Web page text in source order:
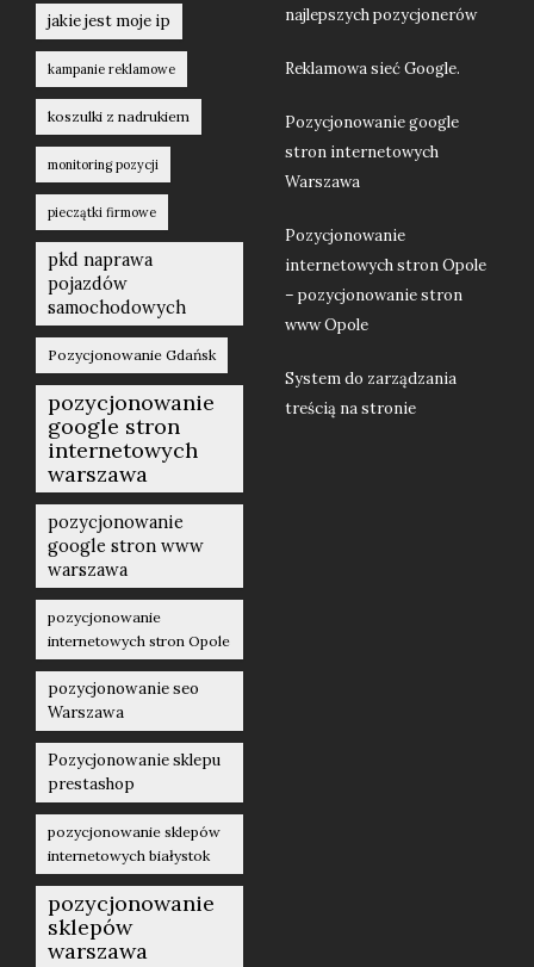
jakie jest moje ip
kampanie reklamowe
koszulki z nadrukiem
monitoring pozycji
pieczątki firmowe
pkd naprawa
pojazdów
samochodowych
Pozycjonowanie Gdańsk
pozycjonowanie
google stron
internetowych
warszawa
pozycjonowanie
google stron www
warszawa
pozycjonowanie
internetowych stron Opole
pozycjonowanie seo
Warszawa
Pozycjonowanie sklepu
prestashop
pozycjonowanie sklepów
internetowych białystok
pozycjonowanie
sklepów
warszawa
najlepszych pozycjonerów
Reklamowa sieć Google.
Pozycjonowanie google
stron internetowych
Warszawa
Pozycjonowanie
internetowych stron Opole
– pozycjonowanie stron
www Opole
System do zarządzania
treścią na stronie